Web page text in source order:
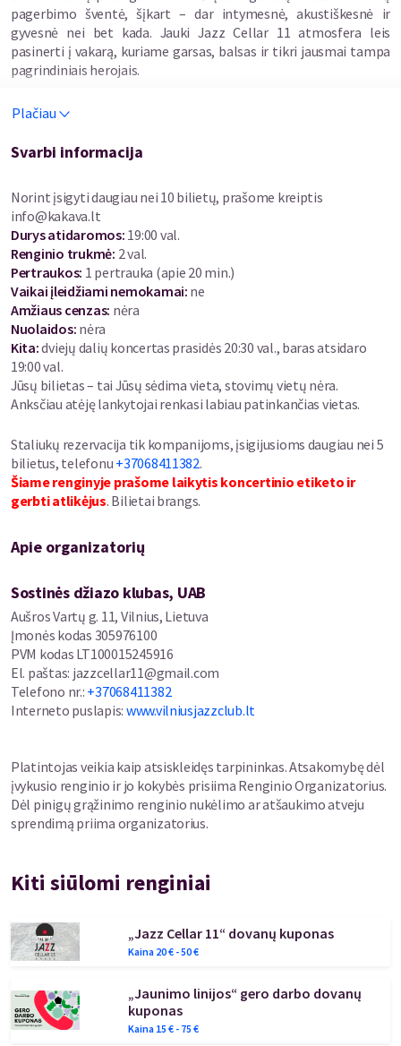
pagerbimo šventė, šįkart – dar intymesnė, akustiškesnė ir
gyvesnė nei bet kada. Jauki Jazz Cellar 11 atmosfera leis
pasinerti į vakarą, kuriame garsas, balsas ir tikri jausmai tampa
pagrindiniais herojais.
Erykah Badu kūryba – tai sielos kelionė, kurioje džiazas, hiphopas
karaliene, ji savo išskirtiniu balsu ir poetiškais tekstais apibrėžė
lieka gyva kiekviename klausytojuje.
Šįkart Mary Mo kviečia iš naujo išgirsti šią muziką. Kiekviena
daina taps išgyventa čia ir dabar. Bus švelnių melodijų, Tito
groove’o, kuris viską sujungia, Pauliaus žemųjų dažnių bei
virtuoziškų Tomo solo.
Pirmieji 30 bilietų - pigiau.
Plačiau
Svarbi informacija
Norint įsigyti daugiau nei 10 bilietų, prašome kreiptis
info@kakava.lt
Durys atidaromos: 19:00 val.
Renginio trukmė: 2 val.
Pertraukos: 1 pertrauka (apie 20 min.)
Vaikai įleidžiami nemokamai: ne
Amžiaus cenzas: nėra
Nuolaidos: nėra
Kita:dviejų dalių koncertas prasidės 20:30 val., baras atsidaro
19:00 val.
Jūsų bilietas – tai Jūsų sėdima vieta, stovimų vietų nėra.
Anksčiau atėję lankytojai renkasi labiau patinkančias vietas .
Staliukų rezervacija tik kompanijoms, įsigijusioms daugiau nei 5
bilietus, telefonu +37068411382.
Šiame renginyje prašome laikytis koncertinio etiketo ir
gerbti atlikėjus. Bilietai brangs.
Apie organizatorių
Sostinės džiazo klubas, UAB
Aušros Vartų g. 11, Vilnius, Lietuva
Įmonės kodas 305976100
PVM kodas LT100015245916
El. paštas: jazzcellar11@gmail.com
Telefono nr.: +37068411382
Interneto puslapis: www.vilniusjazzclub.lt
Platintojas veikia kaip atsiskleidęs tarpininkas. Atsakomybę dėl
įvykusio renginio ir jo kokybės prisiima Renginio Organizatorius.
Dėl pinigų grąžinimo renginio nukėlimo ar atšaukimo atveju
sprendimą priima organizatorius.
Kiti siūlomi renginiai
„Jazz Cellar 11“ dovanų kuponas
Kaina 20€ -50€
„Jaunimo linijos“ gero darbo dovanų
kuponas
Kaina 15 € - 75 €